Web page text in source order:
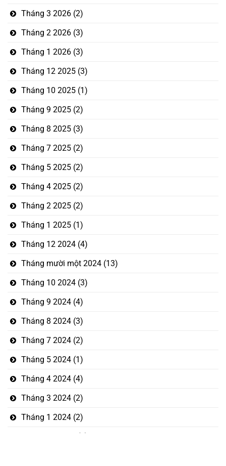
Tháng 3 2026 (2)
Tháng 2 2026 (3)
Tháng 1 2026 (3)
Tháng 12 2025 (3)
Tháng 10 2025 (1)
Tháng 9 2025 (2)
Tháng 8 2025 (3)
Tháng 7 2025 (2)
Tháng 5 2025 (2)
Tháng 4 2025 (2)
Tháng 2 2025 (2)
Tháng 1 2025 (1)
Tháng 12 2024 (4)
Tháng mười một 2024 (13)
Tháng 10 2024 (3)
Tháng 9 2024 (4)
Tháng 8 2024 (3)
Tháng 7 2024 (2)
Tháng 5 2024 (1)
Tháng 4 2024 (4)
Tháng 3 2024 (2)
Tháng 1 2024 (2)